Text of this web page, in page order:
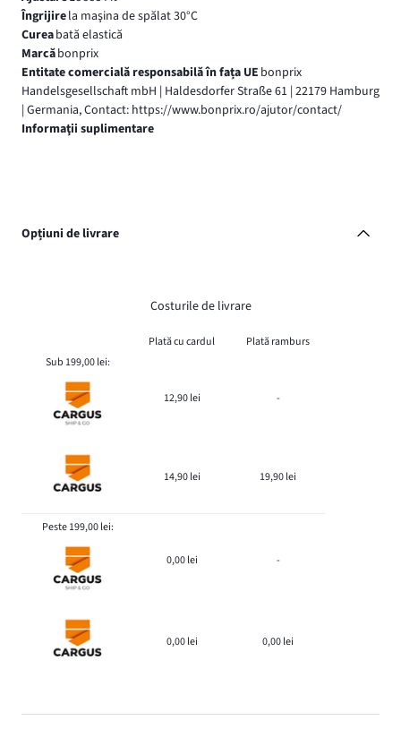
Îngrijirela maşina de spălat 30°C
Cureabată elastică
Marcăbonprix
Entitate comercială responsabilă în fața UE bonprix
Handelsgesellschaft mbH | Haldesdorfer Straße 61 | 22179 Hamburg
| Germania, Contact: https://www.bonprix.ro/ajutor/contact/
Informaţii suplimentare
Opțiuni de livrare
Costurile de livrare
Plată cu cardul
Plată ramburs
Sub 199,00 lei:
12,90 lei -
14,90 lei 19,90 lei
Peste 199,00 lei:
0,00 lei -
0,00 lei 0,00 lei